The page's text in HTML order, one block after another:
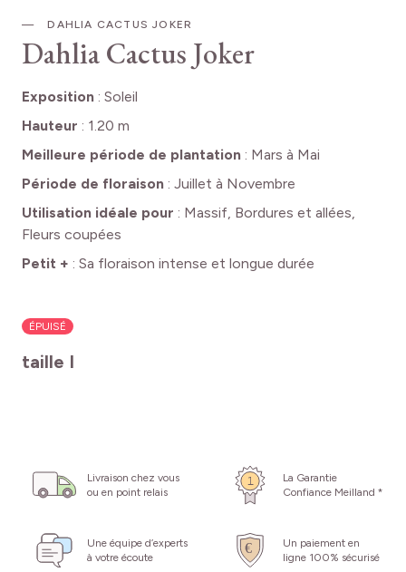
DAHLIA CACTUS JOKER
Dahlia Cactus Joker
Exposition : Soleil
Hauteur : 1.20 m
Meilleure période de plantation : Mars à Mai
Période de floraison : Juillet à Novembre
Utilisation idéale pour : Massif, Bordures et allées,
Fleurs coupées
Petit + : Sa floraison intense et longue durée
ÉPUISÉ
taille I
Livraison chez vous
ou en point relais
La Garantie
Confiance Meilland *
Une équipe d’experts
à votre écoute
Un paiement en
ligne 100% sécurisé